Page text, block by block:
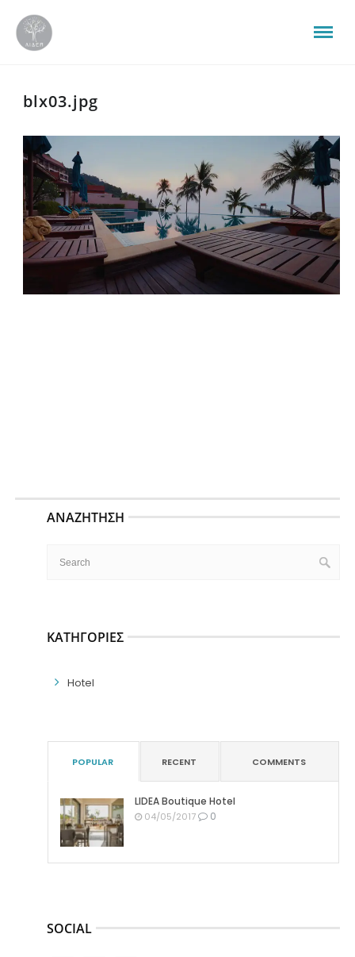
blx03.jpg
ΑΝΑΖΉΤΗΣΗ
ΚΑΤΗΓΟΡΊΕΣ
Hotel
POPULAR RECENT COMMENTS
LIDEA Boutique Hotel
04/05/2017 0
SOCIAL